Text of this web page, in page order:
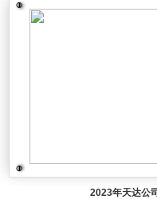
2023年天达公